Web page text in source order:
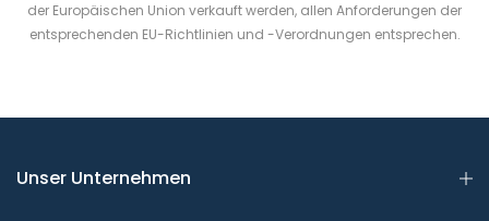
der Europäischen Union verkauft werden, allen Anforderungen der
entsprechenden EU-Richtlinien und -Verordnungen entsprechen.
Unser Unternehmen